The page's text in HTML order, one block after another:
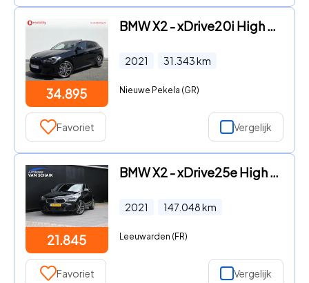
34.895
BMW X2 - xDrive20i High Executive M-Sport Trekhaak 2000kg Panoramadak
2021 31.343km
Nieuwe Pekela (GR)
Favoriet Vergelijk
21.845
BMW X2 - xDrive25e High Executive | M SPORT | LEDER | PANO | STOELVER
2021 147.048km
Leeuwarden (FR)
Favoriet Vergelijk